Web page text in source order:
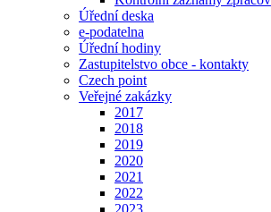
Úřední deska
e-podatelna
Úřední hodiny
Zastupitelstvo obce - kontakty
Czech point
Veřejné zakázky
2017
2018
2019
2020
2021
2022
2023